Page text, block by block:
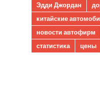
Эдди Джордан
китайские
новости автофирм
статистика
цены